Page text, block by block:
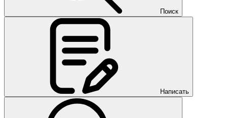
Поиск
Написать